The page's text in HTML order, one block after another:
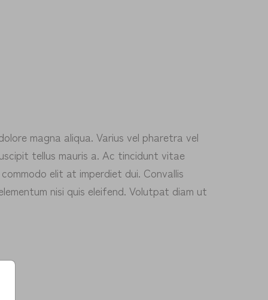
magna aliqua. Varius vel pharetra vel
tellus mauris a. Ac tincidunt vitae
elit at imperdiet dui. Convallis
nisi quis eleifend. Volutpat diam ut